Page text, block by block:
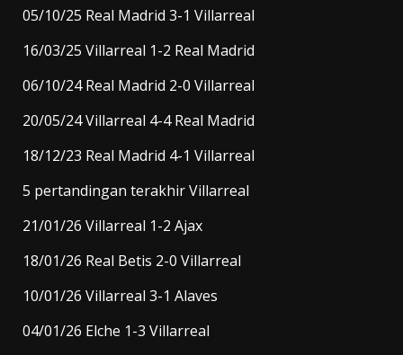
05/10/25 Real Madrid 3-1 Villarreal
16/03/25 Villarreal 1-2 Real Madrid
06/10/24 Real Madrid 2-0 Villarreal
20/05/24 Villarreal 4-4 Real Madrid
18/12/23 Real Madrid 4-1 Villarreal
5 pertandingan terakhir Villarreal
21/01/26 Villarreal 1-2 Ajax
18/01/26 Real Betis 2-0 Villarreal
10/01/26 Villarreal 3-1 Alaves
04/01/26 Elche 1-3 Villarreal